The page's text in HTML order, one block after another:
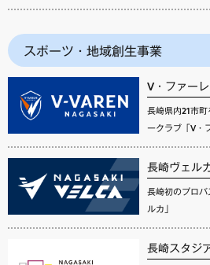
スポーツ・地域創生事業
V・ファー
長崎県内21市
ークラブ「V・
長崎ヴェル
長崎初のプロ
ルカ」
長崎スタジ